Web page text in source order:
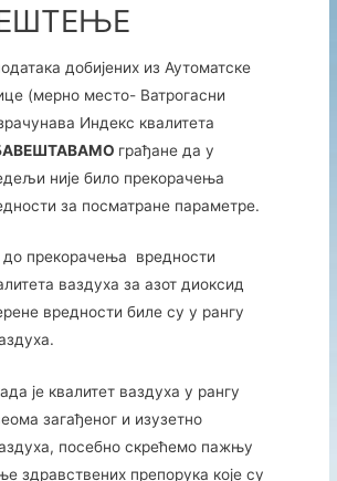
добијених из Аутоматске
(мерно место- Ватрогасни
Индекс квалитета
грађане да у
није било прекорачења
за посматране параметре.
до прекорачења вредности
ваздуха за азот диоксид
вредности биле су у рангу
је квалитет ваздуха у рангу
загађеног и изузетно
посебно скрећемо пажњу
здравствених препорука које су